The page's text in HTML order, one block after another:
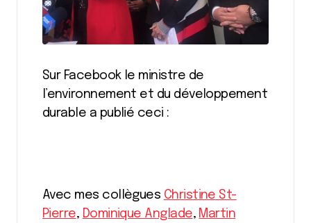
Sur Facebook le ministre de
l’environnement et du développement
durable a publié ceci :
Avec mes collègues Christine St-
Pierre, Dominique Anglade, Martin